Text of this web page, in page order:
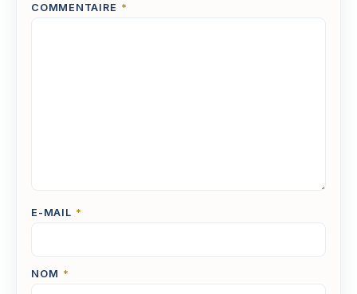
COMMENTAIRE *
E-MAIL *
NOM *